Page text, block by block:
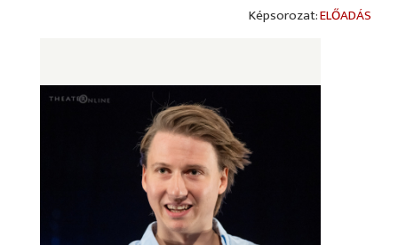
ELŐADÁS